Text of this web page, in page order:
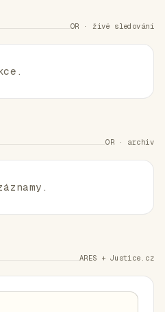
OR · živé sledování
OR · archiv
ARES + Justice.cz